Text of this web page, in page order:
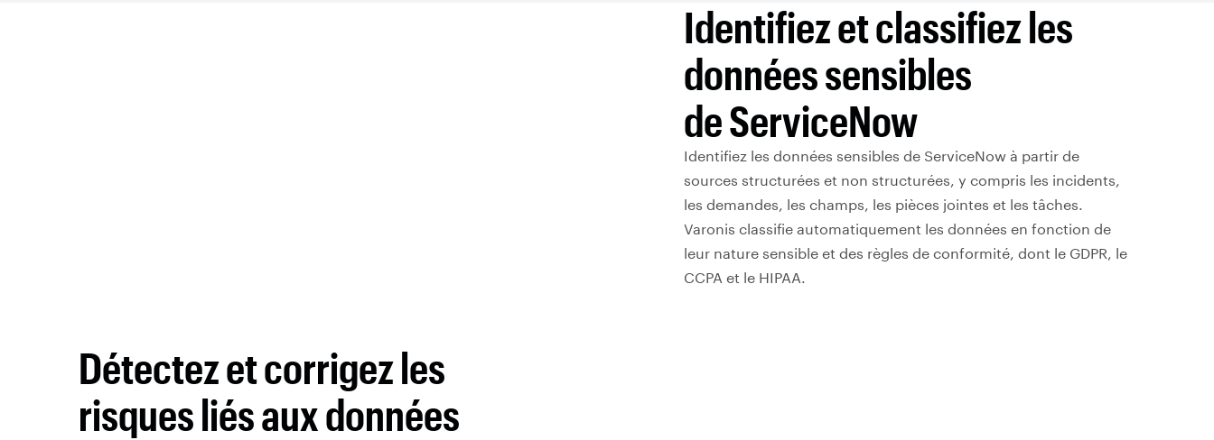
Identifiez et classifiez les
données sensibles
de ServiceNow
Identifiez les données sensibles de ServiceNow à partir de
sources structurées et non structurées, y compris les incidents,
les demandes, les champs, les pièces jointes et les tâches.
Varonis classifie automatiquement les données en fonction de
leur nature sensible et des règles de conformité, dont le GDPR, le
CCPA et le HIPAA.
Détectez et corrigez les
risques liés aux données